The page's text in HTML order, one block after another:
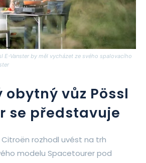
E-Vanster by měl vycházet ze svého spalovacího
obytný vůz Pössl
se představuje
Citroën rozhodl uvést na trh
modelu Spacetourer pod